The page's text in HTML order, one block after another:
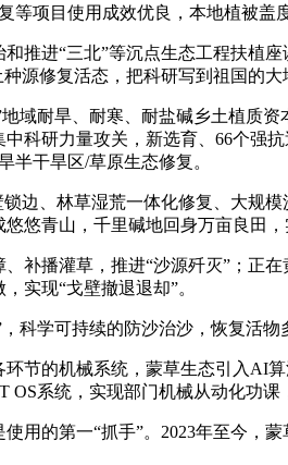
项目使用成效优良，本地植被盖
进“三北”等沉点生态工程扶植
源修复活态，把科研写到祖国的大
耐旱、耐寒、耐盐碱乡土植质资
科研力量攻关，新选育、66个强
半干旱区/草原生态修复。
、林草湿荒一体化修复、大规
悠青山，千里碱地回身万亩良田，
播灌草，推进“沙源歼灭”；正
实现“戈壁撤退退却”。
学可持续的防沙治沙，恢复活物
的机械系统，蒙草生态引入AI
系统，实现部门机械从动化功课
的第一“抓手”。2023年至今，